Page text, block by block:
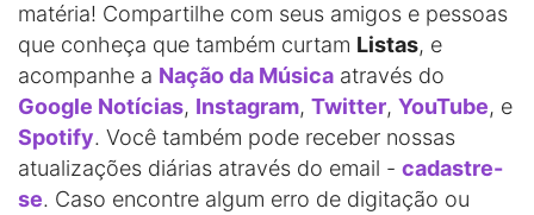
matéria! Compartilhe com seus amigos e pessoas
que conheça que também curtam Listas, e
acompanhe a Nação da Música através do
Google Notícias, Instagram, Twitter, YouTube, e
Spotify. Você também pode receber nossas
atualizações diárias através do email - cadastre-
se. Caso encontre algum erro de digitação ou